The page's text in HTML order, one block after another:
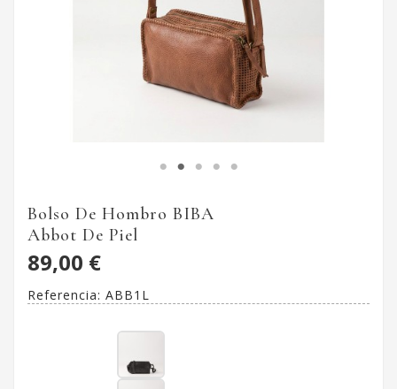
Bolso De Hombro BIBA
Abbot De Piel
89,00 €
Referencia: ABB1L